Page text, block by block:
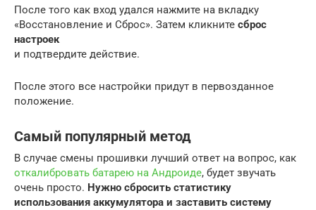
После того как вход удался нажмите на вкладку
«Восстановление и Сброс». Затем кликните сброс
настроек
и подтвердите действие.
После этого все настройки придут в первозданное
положение.
Самый популярный метод
В случае смены прошивки лучший ответ на вопрос, как
откалибровать батарею на Андроиде, будет звучать
очень просто. Нужно сбросить статистику
использования аккумулятора и заставить систему